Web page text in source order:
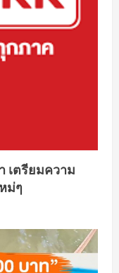
เตรียมความ
ม่ๆ